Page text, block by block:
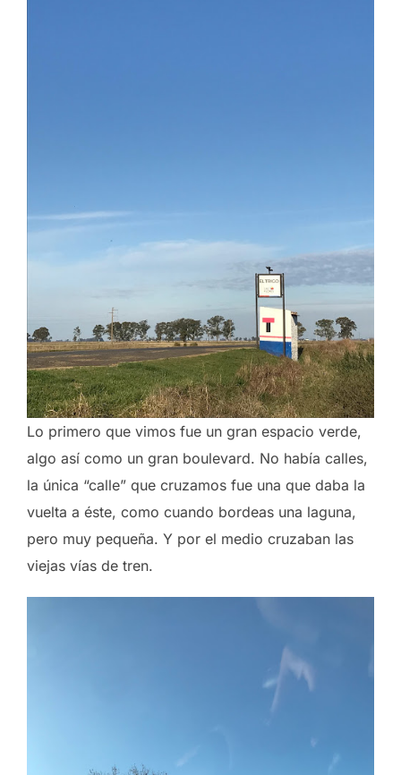
Lo primero que vimos fue un gran espacio verde,
algo así como un gran boulevard. No había calles,
la única “calle” que cruzamos fue una que daba la
vuelta a éste, como cuando bordeas una laguna,
pero muy pequeña. Y por el medio cruzaban las
viejas vías de tren.